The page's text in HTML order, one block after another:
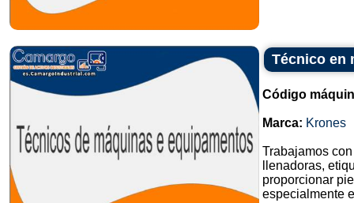
Técnico en
Código
Marca: Krones
Trabajamos
llenadoras,
proporcionar
especialmente